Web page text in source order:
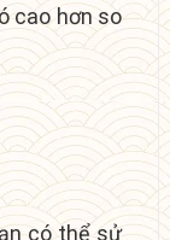
cao hơn so
có thể sử